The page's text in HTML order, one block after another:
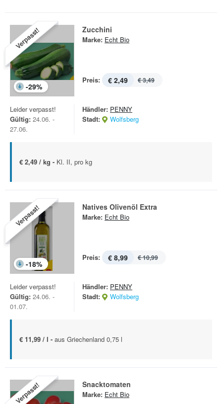
Verpasst!
-29%
Zucchini
Marke: Echt Bio
Preis: € 2,49 € 3,49
Leider verpasst!
Gültig: 24.06. -
27.06.
Händler: PENNY
Stadt:
Wolfsberg
€ 2,49 / kg - Kl. II, pro kg
Verpasst!
-18%
Natives Olivenöl Extra
Marke: Echt Bio
Preis: € 8,99 € 10,99
Leider verpasst!
Gültig: 24.06. -
01.07.
Händler: PENNY
Stadt:
Wolfsberg
€ 11,99 / l - aus Griechenland 0,75 l
Verpasst! Snacktomaten
Marke: Echt Bio